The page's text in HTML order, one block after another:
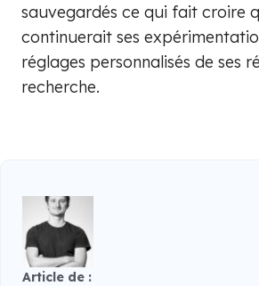
sauvegardés ce qui fait croire
continuerait ses
réglages personnalisés de ses
recherche.
Article de :